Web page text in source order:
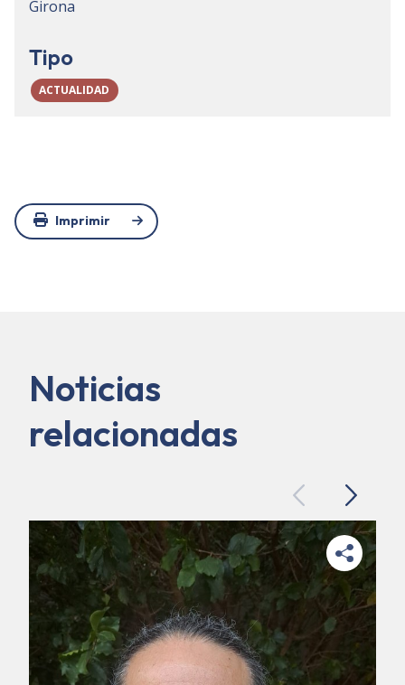
Girona
Tipo
ACTUALIDAD
Imprimir
Noticias
relacionadas
PreviousNext